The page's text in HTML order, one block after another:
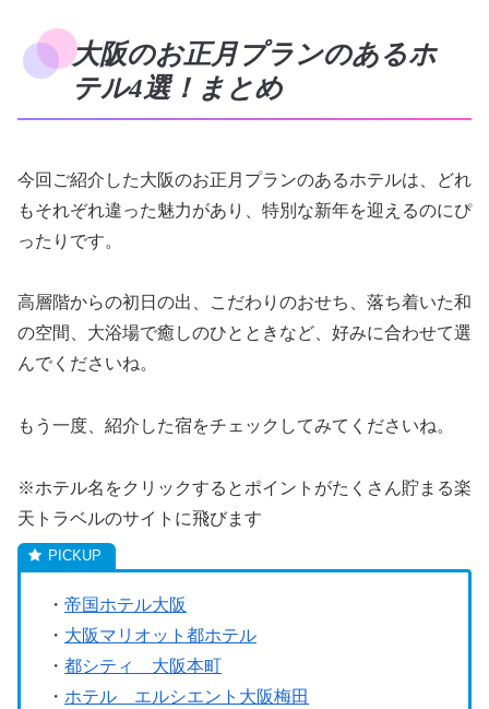
大阪のお正月プランのあるホ
テル4選！まとめ
今回ご紹介した大阪のお正月プランのあるホテルは、どれ
もそれぞれ違った魅力があり、特別な新年を迎えるのにぴ
ったりです。
高層階からの初日の出、こだわりのおせち、落ち着いた和
の空間、大浴場で癒しのひとときなど、好みに合わせて選
んでくださいね。
もう一度、紹介した宿をチェックしてみてくださいね。
※ホテル名をクリックするとポイントがたくさん貯まる楽
天トラベルのサイトに飛びます
・ 帝国ホテル大阪
・ 大阪マリオット都ホテル
・ 都シティ 大阪本町
・ ホテル エルシエント大阪梅田